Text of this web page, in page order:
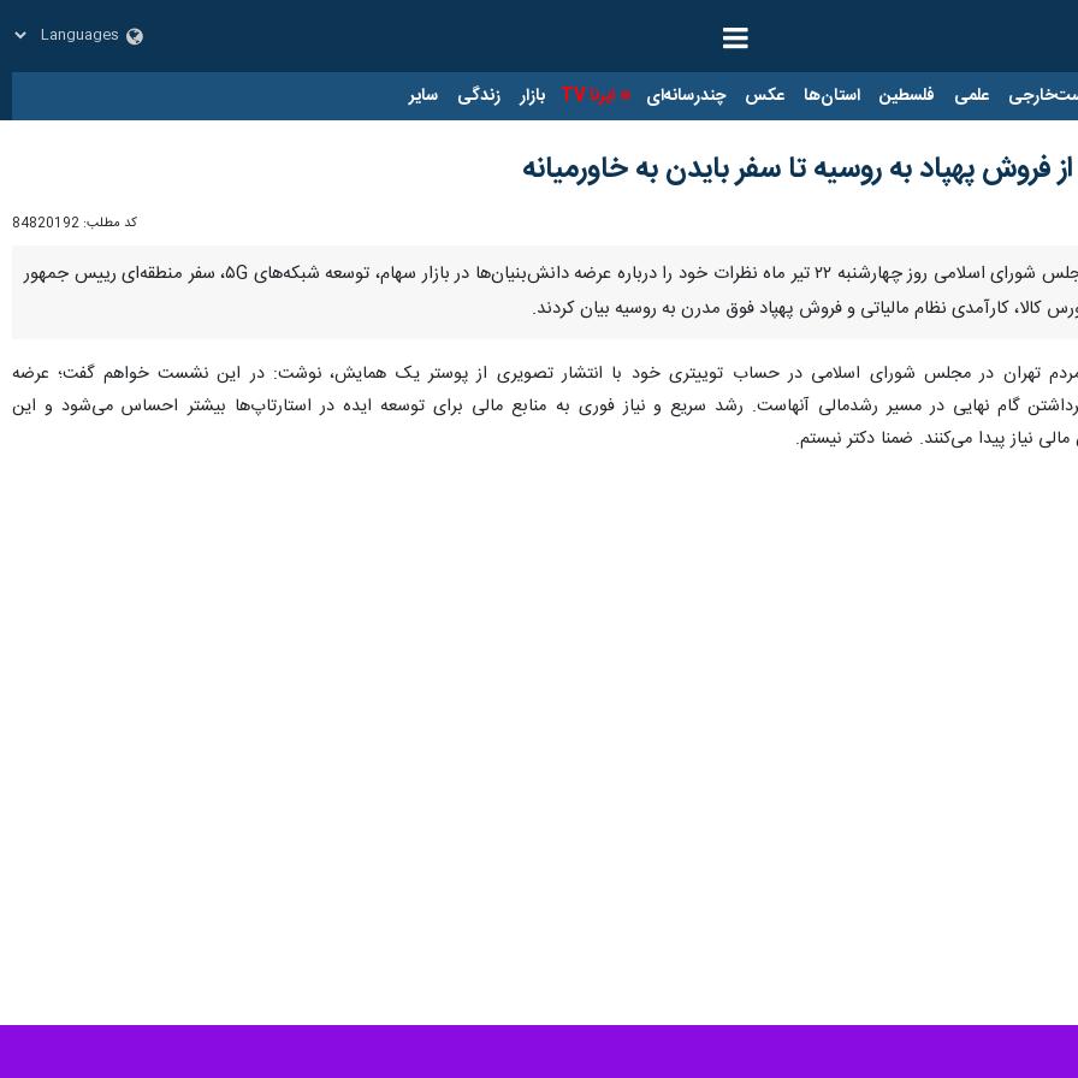
علمی فلسطین استان‌ها عکس چندرسانه‌ای ایرنا TV بازار زندگی سایر
فروش پهپاد به روسیه تا سفر بایدن به خاورمیانه
کد مطلب: 84820192
تهران - ایرنا - شماری از نمایندگان مجلس شورای اسلامی روز چهارشنبه ۲۲ تیر ماه نظرات خود را درباره عرضه دانش‌بنیان‌ها در بازار سهام، توسعه شبکه‌های ۵G، سفر منطقه‌ای رییس جمهور
کالا، کارآمدی نظام مالیاتی و فروش پهپاد فوق مدرن به روسیه بیان کردند.
تهران در مجلس شورای اسلامی در حساب توییتری خود با انتشار تصویری از پوستر یک همایش، نوشت: در این نشست خواهم گفت؛ عرضه
گام نهایی در مسیر رشدمالی آنهاست. رشد سریع و نیاز فوری به منابع مالی برای توسعه ایده در استارتاپ‌ها بیشتر احساس می‌شود و این
نیاز پیدا می‌کنند. ضمنا دکتر نیستم.